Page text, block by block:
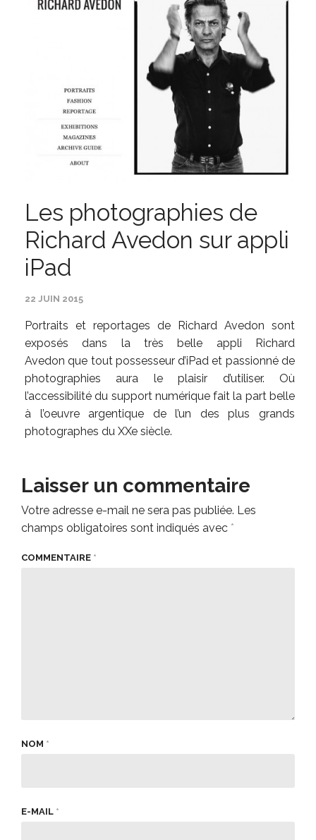
Les photographies de
Richard Avedon sur appli
iPad
22 JUIN 2015
Portraits et reportages de Richard Avedon sont
exposés dans la très belle appli Richard
Avedon que tout possesseur d’iPad et passionné de
photographies aura le plaisir d’utiliser. Où
l’accessibilité du support numérique fait la part belle
à l’oeuvre argentique de l’un des plus grands
photographes du XXe siècle.
Laisser un commentaire
Votre adresse e-mail ne sera pas publiée. Les
champs obligatoires sont indiqués avec *
COMMENTAIRE *
NOM *
E-MAIL *